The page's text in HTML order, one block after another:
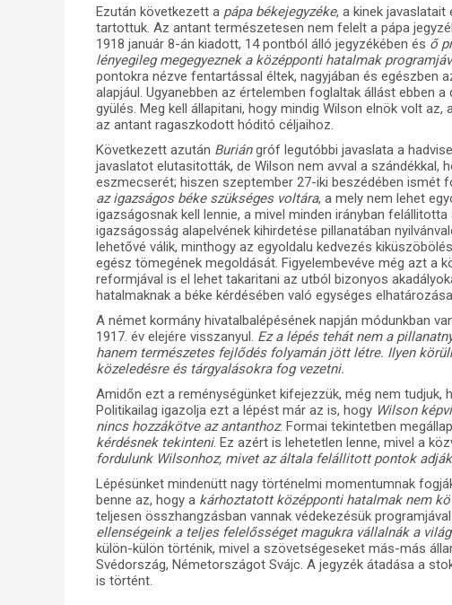
Ezután következett a pápa békejegyzéke, a kinek
tartottuk. Az antant természetesen nem felelt a pápa
1918 január 8-án kiadott, 14 pontból álló jegyzékében és ő
lényegileg megegyeznek a középponti hatalmak
pontokra nézve fentartással éltek, nagyjában és egészben
alapjául. Ugyanebben az értelemben foglaltak állást ebben
gyülés. Meg kell állapitani, hogy mindig Wilson elnök volt
az antant ragaszkodott hóditó céljaihoz.
Következett azután Buriángróf legutóbbi javaslata a
javaslatot elutasitották, de Wilson nem avval a szándékkal,
eszmecserét; hiszen szeptember 27-iki beszédében ismét
az igazságos béke szükséges voltára, a mely nem lehet
igazságosnak kell lennie, a mivel minden irányban
igazságosság alapelvének kihirdetése pillanatában
lehetővé válik, minthogy az egyoldalu kedvezés
egész tömegének megoldását. Figyelembevéve még azt a
reformjával is el lehet takaritani az utból bizonyos
hatalmaknak a béke kérdésében való egységes
A német kormány hivatalbalépésének napján módunkban
1917. év elejére visszanyul. Ez a lépés tehát nem a
hanem természetes fejlődés folyamán jött létre. Ilyen
közeledésre és tárgyalásokra fog vezetni.
Amidőn ezt a reménységünket kifejezzük, még nem
Politikailag igazolja ezt a lépést már az is, hogy Wilson
nincs hozzákötve az antanthoz. Formai tekintetben
kérdésnek tekinteni. Ez azért is lehetetlen lenne, mivel a
fordulunk Wilsonhoz, mivet az általa felállitott pontok
Lépésünket mindenütt nagy történelmi momentumnak
benne az, hogy a kárhoztatott középponti hatalmak nem
teljesen összhangzásban vannak védekezésük programjával.
ellenségeink a teljes felelősséget magukra vállalnák a
külön-külön történik, mivel a szövetségeseket más-más
Svédország, Németországot Svájc. A jegyzék átadása a
is történt.